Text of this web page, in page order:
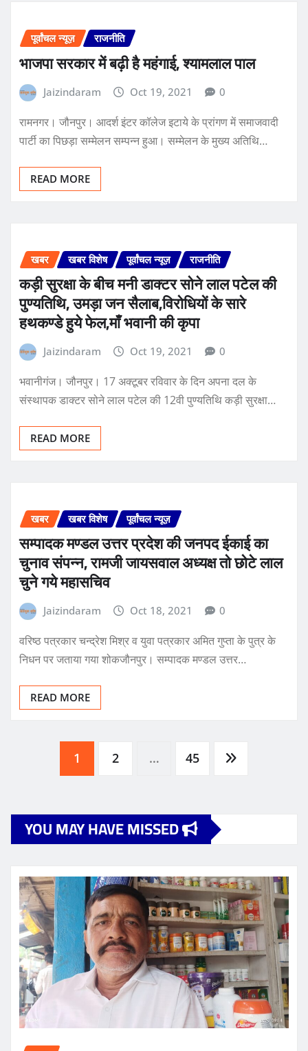
पूर्वांचल न्यूज़ राजनीति
भाजपा सरकार में बढ़ी है महंगाई, श्यामलाल पाल
Jaizindaram Oct 19, 2021 0
रामनगर। जौनपुर। आदर्श इंटर कॉलेज इटाये के प्रांगण में समाजवादी
पार्टी का पिछड़ा सम्मेलन सम्पन्न हुआ। सम्मेलन के मुख्य अतिथि…
READ MORE
खबर खबर विशेष पूर्वांचल न्यूज़ राजनीति
कड़ी सुरक्षा के बीच मनी डाक्टर सोने लाल पटेल की
पुण्यतिथि, उमड़ा जन सैलाब,विरोधियों के सारे
हथकण्डे हुये फेल,माँ भवानी की कृपा
Jaizindaram Oct 19, 2021 0
भवानीगंज। जौनपुर। 17 अक्टूबर रविवार के दिन अपना दल के
संस्थापक डाक्टर सोने लाल पटेल की 12वी पुण्यतिथि कड़ी सुरक्षा…
READ MORE
खबर खबर विशेष पूर्वांचल न्यूज़
सम्पादक मण्डल उत्तर प्रदेश की जनपद ईकाई का
चुनाव संपन्न, रामजी जायसवाल अध्यक्ष तो छोटे लाल
चुने गये महासचिव
Jaizindaram Oct 18, 2021 0
वरिष्ठ पत्रकार चन्द्रेश मिश्र व युवा पत्रकार अमित गुप्ता के पुत्र के
निधन पर जताया गया शोकजौनपुर। सम्पादक मण्डल उत्तर…
READ MORE
Posts
pagination
1 2 … 45
YOU MAY HAVE MISSED